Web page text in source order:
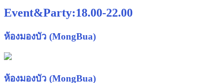
Event&Party:18.00-22.00
ห้องมองบัว (MongBua)
ห้องมองบัว (MongBua)